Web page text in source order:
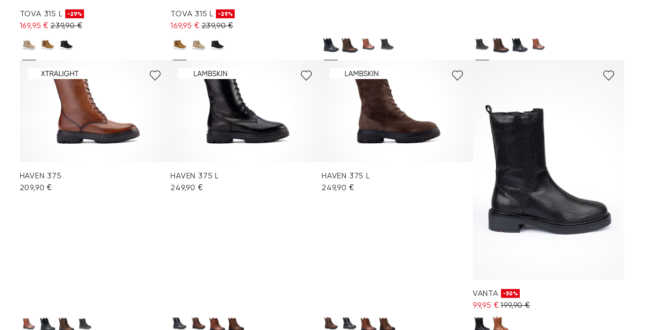
TOVA 315 L -29%
169,95 € 239,90 €
TOVA 315 L -29%
169,95 € 239,90 €
HAVEN 375
209,90 €
HAVEN 375 L
249,90 €
HAVEN 375 L
249,90 €
VANTA -50%
99,95 € 199,90 €